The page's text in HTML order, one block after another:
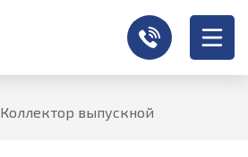
Коллектор выпускной